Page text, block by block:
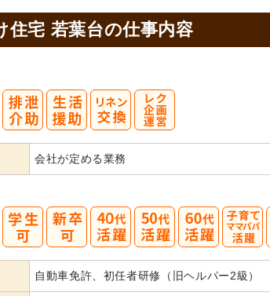
住宅 若葉台の仕事内容
会社が定める業務
自動車免許、初任者研修（旧ヘルパー2級）